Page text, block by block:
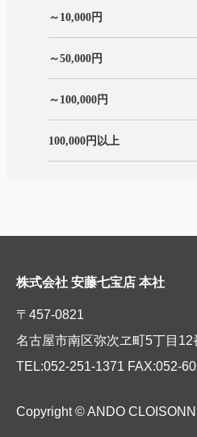
～10,000円
～50,000円
～100,000円
100,000円以上
株式会社 安藤七宝店 本社
〒457-0821
名古屋市南区弥次ヱ町5丁目12
TEL:052-251-1371 FAX:052-
Copyright © ANDO